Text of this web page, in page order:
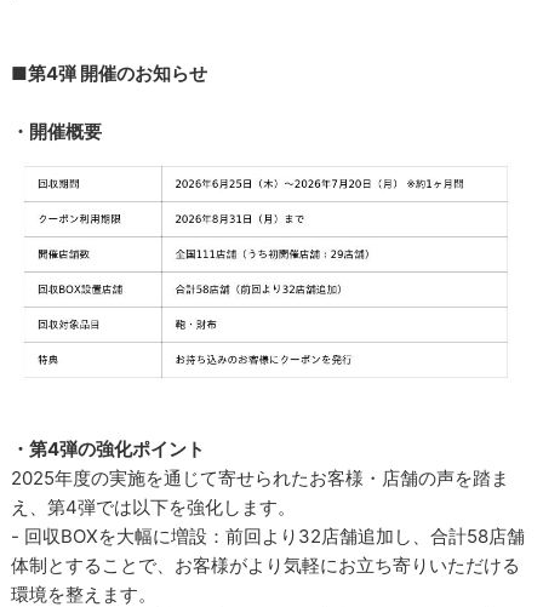
■第4弾 開催のお知らせ
・開催概要
・第4弾の強化ポイント
2025年度の実施を通じて寄せられたお客様・店舗の声を踏ま
え、第4弾では以下を強化します。
- 回収BOXを大幅に増設：前回より32店舗追加し、合計58店舗
体制とすることで、お客様がより気軽にお立ち寄りいただける
環境を整えます。